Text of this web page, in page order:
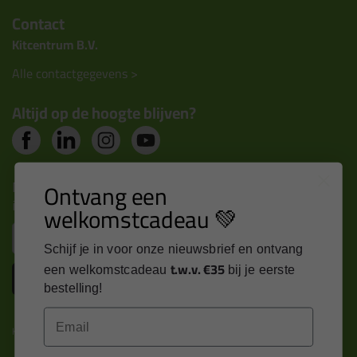
Contact
Kitcentrum B.V.
Alle contactgegevens >
Altijd op de hoogte blijven?
Nieuws, tips en exclusieve deals rechtstreeks in je
inbox
Inschrijven
Kitcentrum is trots op:
Ontvang een
welkomstcadeau 💚
Schijf je in voor onze nieuwsbrief en ontvang
een welkomstcadeau t.w.v. €35 bij je eerste
bestelling!
Email